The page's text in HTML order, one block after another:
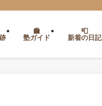
塾ガイド 新着の日記